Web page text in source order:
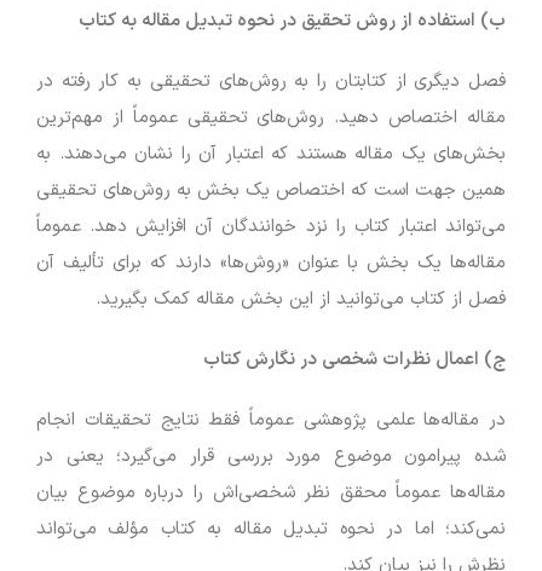
ب) استفاده از روش تحقیق در نحوه تبدیل مقاله به کتاب
فصل دیگری از کتابتان را به روش‌های تحقیقی به کار رفته در
مقاله اختصاص دهید. روش‌های تحقیقی عموماً از مهم‌ترین
بخش‌های یک مقاله هستند که اعتبار آن را نشان می‌دهند. به
همین جهت است که اختصاص یک بخش به روش‌های تحقیقی
می‌تواند اعتبار کتاب را نزد خوانندگان آن افزایش دهد. عموماً
مقاله‌ها یک بخش با عنوان «روش‌ها» دارند که برای تألیف آن
فصل از کتاب می‌توانید از این بخش مقاله کمک بگیرید.
ج) اعمال نظرات شخصی در نگارش کتاب
در مقاله‌ها علمی پژوهشی عموماً فقط نتایج تحقیقات انجام
شده پیرامون موضوع مورد بررسی قرار می‌گیرد؛ یعنی در
مقاله‌ها عموماً محقق نظر شخصی‌اش را درباره موضوع بیان
نمی‌کند؛ اما در نحوه تبدیل مقاله به کتاب مؤلف می‌تواند